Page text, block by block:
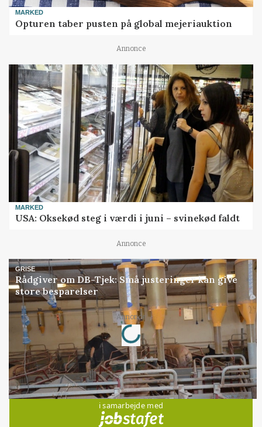
MARKED
Opturen taber pusten på global mejeriauktion
Annonce
MARKED
USA: Oksekød steg i værdi i juni – svinekød faldt
Annonce
GRISE
Rådgiver om DB-Tjek: Små justeringer kan give
store besparelser
Annonce
Loading...
Jobs
i samarbejde med